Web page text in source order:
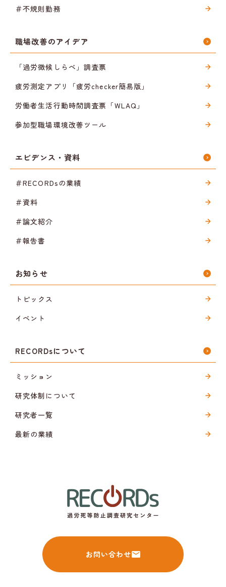
＃不規則勤務
職場改善のアイデア
「過労徴候しらべ」調査票
疲労測定アプリ「疲労checker簡易版」
労働者生活行動時間調査票「WLAQ」
参加型職場環境改善ツール
エビデンス・資料
＃RECORDsの業績
＃資料
＃論文紹介
＃報告書
お知らせ
トピックス
イベント
RECORDsについて
ミッション
研究体制について
研究者一覧
最新の業績
お問い合わせ